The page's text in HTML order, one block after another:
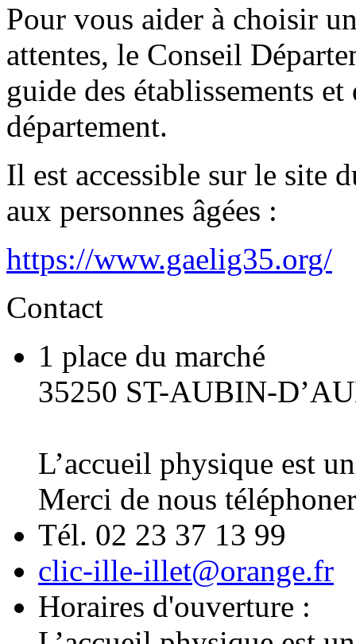
Pour vous aider à choisir
attentes, le Conseil
guide des établissements
département.
Il est accessible sur le site
aux personnes âgées :
https://www.gaelig35.org/
Contact
1 place du marché
35250 ST-AUBIN-
L’accueil physique est
Merci de nous
Tél. 02 23 37 13 99
clic-ille-illet@orange.fr
Horaires d'ouverture :